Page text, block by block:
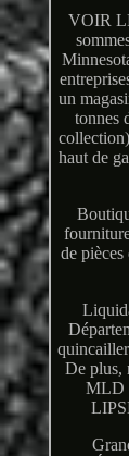
VOIR
un
tonnes
haut de
de
De plus,
MLD